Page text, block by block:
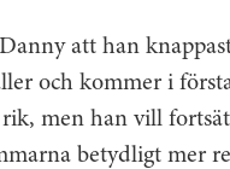
att han
och kommer i
men han vill
betydligt mer